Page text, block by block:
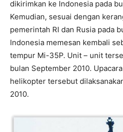
dikirimkan ke Indonesia pada
Kemudian, sesuai dengan
pemerintah RI dan Rusia pada
Indonesia memesan kembali
tempur Mi-35P. Unit – unit
bulan September 2010.
helikopter tersebut
2010.